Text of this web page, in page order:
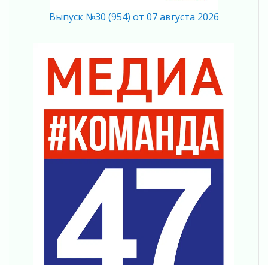
04 августа 2026
Вниманию автомобилистов!
04 августа 2026
Память, сталь и музыка
Регион готовится к выборам
04 августа 2026
Никакого принуждения, только письменное
согласие
Без риска для здоровья и кошелька
Важная информация
04 августа 2026
Что делать со сбережениями
04 августа 2026
Выпуск №30 (954) от 07 августа 2026